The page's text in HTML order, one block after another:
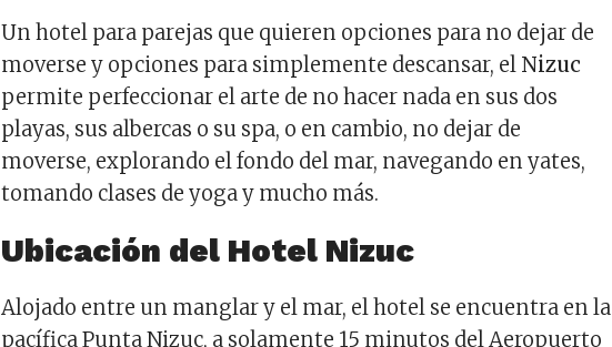
Un hotel para parejas que quieren opciones para no dejar de
moverse y opciones para simplemente descansar, el Nizuc
permite perfeccionar el arte de no hacer nada en sus dos
playas, sus albercas o su spa, o en cambio, no dejar de
moverse, explorando el fondo del mar, navegando en yates,
tomando clases de yoga y mucho más.
Ubicación del Hotel Nizuc
Alojado entre un manglar y el mar, el hotel se encuentra en la
pacífica Punta Nizuc, a solamente 15 minutos del Aeropuerto